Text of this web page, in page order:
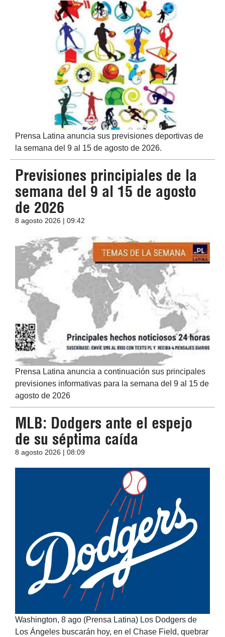
Prensa Latina anuncia sus previsiones deportivas de
la semana del 9 al 15 de agosto de 2026.
Previsiones principiales de la
semana del 9 al 15 de agosto
de 2026
8 agosto 2026 | 09:42
Prensa Latina anuncia a continuación sus principales
previsiones informativas para la semana del 9 al 15 de
agosto de 2026
MLB: Dodgers ante el espejo
de su séptima caída
8 agosto 2026 | 08:09
Washington, 8 ago (Prensa Latina) Los Dodgers de
Los Ángeles buscarán hoy, en el Chase Field, quebrar